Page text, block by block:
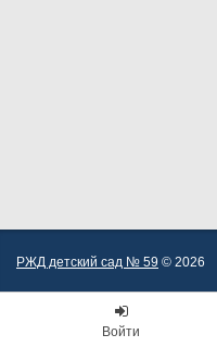
РЖД детский сад № 59 © 2026
Войти